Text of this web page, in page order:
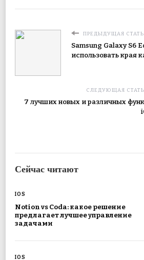
ПРЕДЫДУЩАЯ
Samsung Galaxy S6
использовать края
СЛЕДУЮЩАЯ
7 лучших новых и различных
Сейчас читают
IOS
Notion vs Coda: какое решение
предлагает лучшее управление
задачами
IOS